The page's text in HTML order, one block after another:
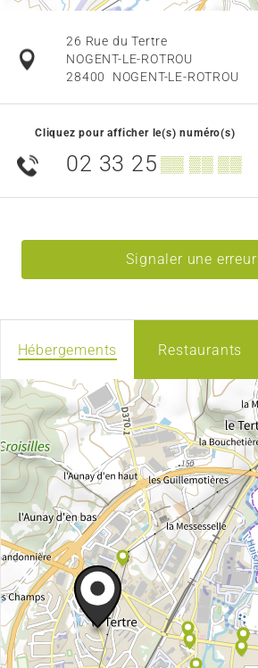
26 Rue du Tertre
NOGENT-LE-ROTROU
28400
NOGENT-LE-ROTROU
Cliquez pour afficher le(s) numéro(s)
02 33 25 ▒▒ ▒▒ ▒▒
Signaler une erreur
Hébergements Restaurants